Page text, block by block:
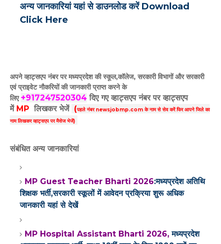
अन्य जानकारियांयहां से डाउनलोड करें Download
Click Here
अपने व्हाट्सएप नंबर पर मध्यप्रदेश की स्कूल,कॉलेज, सरकारी विभागों और सरकारी
एवं प्राइवेट नौकरियों की जानकारी प्राप्त करने के
लिए +917247520304 दिए गएव्हाट्सएपनंबर पर व्हाट्सएप
में MP लिखकर भेजें (पहले नंबर newsjobmp.com के नाम से सेव करें फिर आपनेजिले का
नाम लिखकर व्हाट्सएप पर मैसेज भेजें)
संबंधित अन्य जानकारियां
MP Guest Teacher Bharti 2026:मध्यप्रदेश अतिथि
शिक्षक भर्ती,सरकारी स्कूलों में आवेदन प्रक्रिया शुरू अधिक
जानकारी यहां से देखें
MP Hospital Assistant Bharti 2026,मध्यप्रदेश